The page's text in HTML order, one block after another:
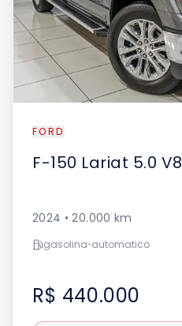
FORD
F-150 Lariat 5.0 V8
2024 •20.000 km
gasolina•automatico
R$ 440.000